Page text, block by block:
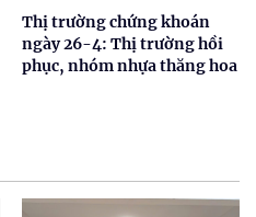
Thị trường chứng khoán
ngày 26-4: Thị trường hồi
phục, nhóm nhựa thăng hoa